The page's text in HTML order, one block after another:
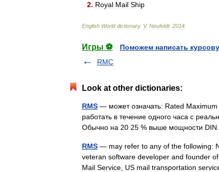
2. Royal Mail Ship
English World dictionary. V. Neufeldt. 2014
Игры ⚽
Поможем написать
RMC
Look at other dictionaries:
RMS — может означать: Rated
работать в течение одного часа с
Обычно на 20 25 % выше мощности
RMS — may refer to any of the following:
veteran software developer and founder
Mail Service, US mail transportation